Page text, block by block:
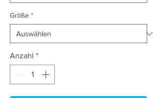
Größe *
Anzahl *